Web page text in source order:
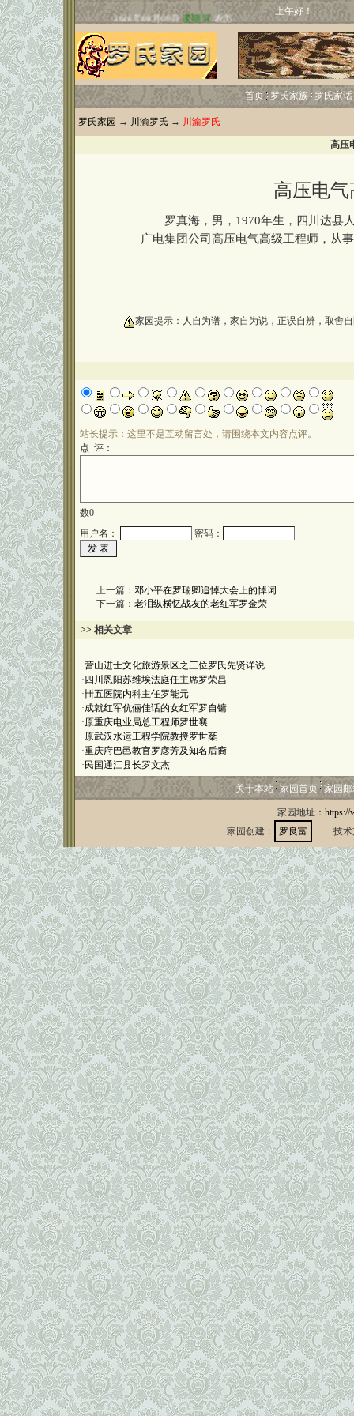
上午好！
首页 罗氏家族 罗氏家话
罗氏家园 → 川渝罗氏 → 川渝罗氏
高压
高压电
罗真海，男，1970年生，四川达县人
广电集团公司高压电气高级工程师，从
家园提示：人自为谱，家自为说，正误自辨，取舍
站长提示：这里不是互动留言处，请围绕本文内容点评。
点 评：
数0
用户名：
密码：
上一篇： 邓小平在罗瑞卿追悼大会上的悼词
下一篇： 老泪纵横忆战友的老红军罗金荣
>> 相关文章
·营山进士文化旅游景区之三位罗氏先贤详说
· 四川恩阳苏维埃法庭任主席罗荣昌
·卌五医院内科主任罗能元
·成就红军伉俪佳话的女红军罗自镛
·原重庆电业局总工程师罗世襄
·原武汉水运工程学院教授罗世棻
·重庆府巴邑教官罗彦芳及知名后裔
· 民国通江县长罗文杰
关于本站 家园首页 家园
家园地址： https://
家园创建：
罗良富 技术